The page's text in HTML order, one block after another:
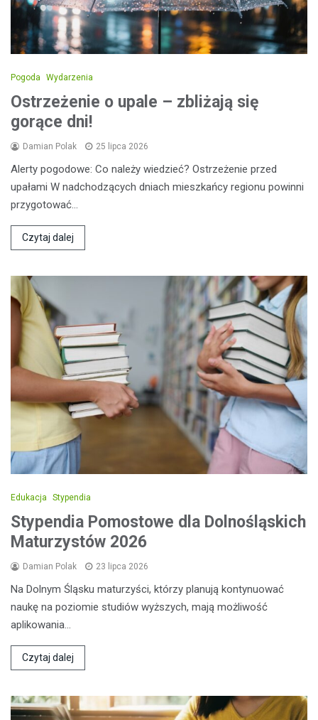
Pogoda Wydarzenia
Ostrzeżenie o upale – zbliżają się
gorące dni!
Damian Polak 25 lipca 2026
Alerty pogodowe: Co należy wiedzieć? Ostrzeżenie przed
upałami W nadchodzących dniach mieszkańcy regionu powinni
przygotować…
Czytaj dalej
Edukacja Stypendia
Stypendia Pomostowe dla Dolnośląskich
Maturzystów 2026
Damian Polak 23 lipca 2026
Na Dolnym Śląsku maturzyści, którzy planują kontynuować
naukę na poziomie studiów wyższych, mają możliwość
aplikowania…
Czytaj dalej